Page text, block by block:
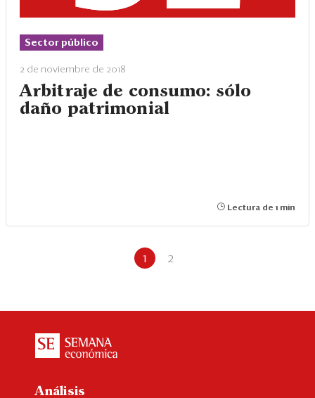
Sector público
2 de noviembre de 2018
Arbitraje de consumo: sólo
daño patrimonial
Lectura de 1 min
1 2
Análisis